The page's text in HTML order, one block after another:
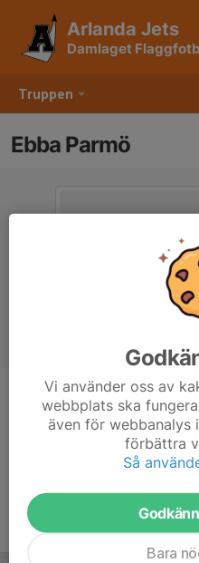
Truppen
Arlanda Jets
Damlaget
Ebba Parmö
Position
-
Ålder
28 år
Vi använder oss av
webbplats ska
även för webbanalys
förbättra
Så
Bara